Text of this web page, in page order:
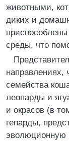
животными,
диких и
среды, что
направлениях,
семейства
леопарды и
и окрасов (в
гепарды,
эволюционную